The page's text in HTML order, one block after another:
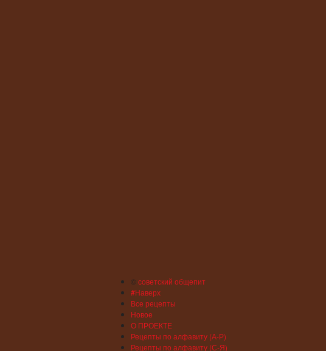
©советский общепит
#Наверх
Все рецепты
Новое
О ПРОЕКТЕ
Рецепты по алфавиту (А-Р)
Рецепты по алфавиту (С-Я)